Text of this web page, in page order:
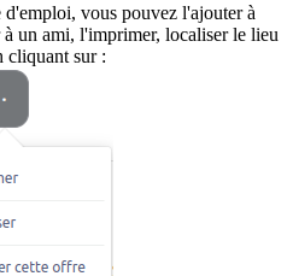
vous pouvez l'ajouter à
un ami, l'imprimer, localiser le lieu
cliquant sur :